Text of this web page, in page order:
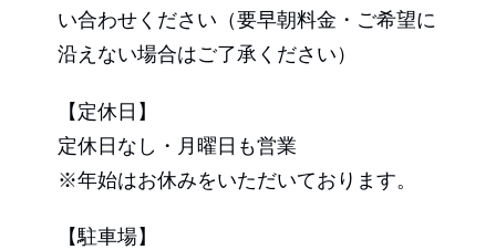
い合わせください（要早朝料金・ご希望に
沿えない場合はご了承ください）
【定休日】
定休日なし・月曜日も営業
※年始はお休みをいただいております。
【駐車場】